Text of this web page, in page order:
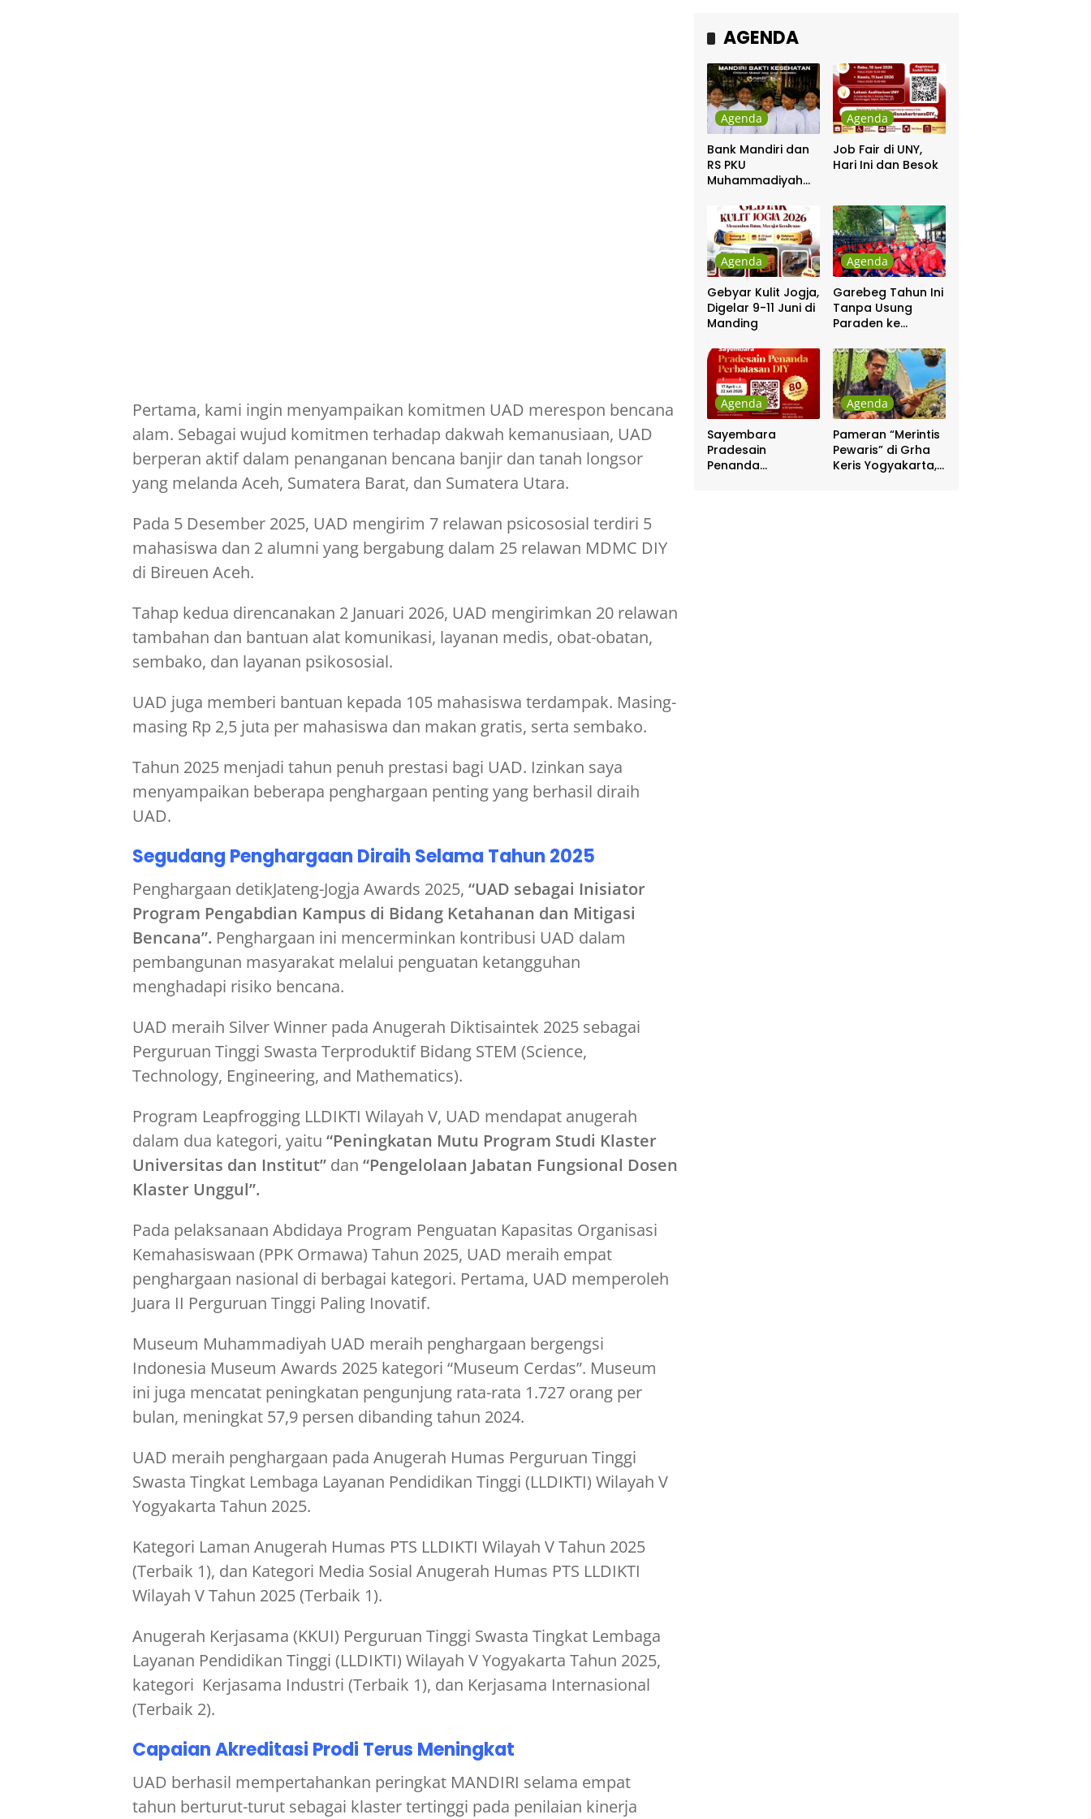
Pertama, kami ingin menyampaikan komitmen UAD merespon bencana
alam. Sebagai wujud komitmen terhadap dakwah kemanusiaan, UAD
berperan aktif dalam penanganan bencana banjir dan tanah longsor
yang melanda Aceh, Sumatera Barat, dan Sumatera Utara.
Pada 5 Desember 2025, UAD mengirim 7 relawan psicososial terdiri 5
mahasiswa dan 2 alumni yang bergabung dalam 25 relawan MDMC DIY
di Bireuen Aceh.
Tahap kedua direncanakan 2 Januari 2026, UAD mengirimkan 20 relawan
tambahan dan bantuan alat komunikasi, layanan medis, obat-obatan,
sembako, dan layanan psikososial.
UAD juga memberi bantuan kepada 105 mahasiswa terdampak. Masing-
masing Rp 2,5 juta per mahasiswa dan makan gratis, serta sembako.
Tahun 2025 menjadi tahun penuh prestasi bagi UAD. Izinkan saya
menyampaikan beberapa penghargaan penting yang berhasil diraih
UAD.
Segudang Penghargaan Diraih Selama Tahun 2025
Penghargaan detikJateng-Jogja Awards 2025, “UAD sebagai Inisiator
Program Pengabdian Kampus di Bidang Ketahanan dan Mitigasi
Bencana”. Penghargaan ini mencerminkan kontribusi UAD dalam
pembangunan masyarakat melalui penguatan ketangguhan
menghadapi risiko bencana.
UAD meraih Silver Winner pada Anugerah Diktisaintek 2025 sebagai
Perguruan Tinggi Swasta Terproduktif Bidang STEM (Science,
Technology, Engineering, and Mathematics).
Program Leapfrogging LLDIKTI Wilayah V, UAD mendapat anugerah
dalam dua kategori, yaitu “Peningkatan Mutu Program Studi Klaster
Universitas dan Institut” dan “Pengelolaan Jabatan Fungsional Dosen
Klaster Unggul”.
Pada pelaksanaan Abdidaya Program Penguatan Kapasitas Organisasi
Kemahasiswaan (PPK Ormawa) Tahun 2025, UAD meraih empat
penghargaan nasional di berbagai kategori. Pertama, UAD memperoleh
Juara II Perguruan Tinggi Paling Inovatif.
Museum Muhammadiyah UAD meraih penghargaan bergengsi
Indonesia Museum Awards 2025 kategori “Museum Cerdas”. Museum
ini juga mencatat peningkatan pengunjung rata-rata 1.727 orang per
bulan, meningkat 57,9 persen dibanding tahun 2024.
UAD meraih penghargaan pada Anugerah Humas Perguruan Tinggi
Swasta Tingkat Lembaga Layanan Pendidikan Tinggi (LLDIKTI) Wilayah V
Yogyakarta Tahun 2025.
Kategori Laman Anugerah Humas PTS LLDIKTI Wilayah V Tahun 2025
(Terbaik 1), dan Kategori Media Sosial Anugerah Humas PTS LLDIKTI
Wilayah V Tahun 2025 (Terbaik 1).
Anugerah Kerjasama (KKUI) Perguruan Tinggi Swasta Tingkat Lembaga
Layanan Pendidikan Tinggi (LLDIKTI) Wilayah V Yogyakarta Tahun 2025,
kategori Kerjasama Industri (Terbaik 1), dan Kerjasama Internasional
(Terbaik 2).
Capaian Akreditasi Prodi Terus Meningkat
UAD berhasil mempertahankan peringkat MANDIRI selama empat
tahun berturut-turut sebagai klaster tertinggi pada penilaian kinerja
AGENDA
Agenda
Bank Mandiri dan
RS PKU
Muhammadiyah
Gratis
Agenda
Job Fair di UNY,
Hari Ini dan Besok
Agenda
Gebyar Kulit Jogja,
Digelar 9-11 Juni di
Manding
Agenda
Garebeg Tahun Ini
Tanpa Usung
Paraden ke
Pakualaman
Agenda
Sayembara
Pradesain
Penanda
Agenda
Pameran “Merintis
Pewaris” di Grha
Keris Yogyakarta,